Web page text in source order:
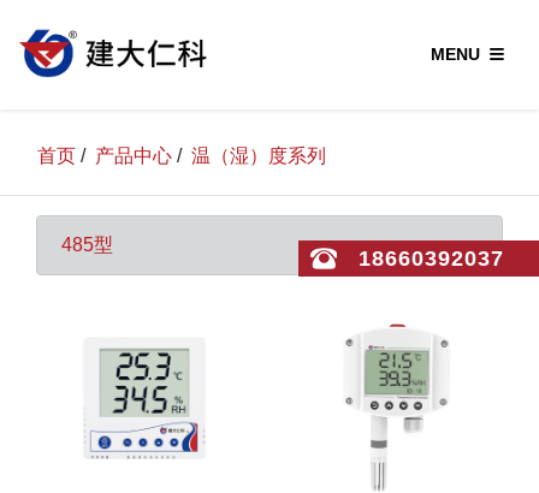
MENU
18660392037
首页 / 产品中心 / 温（湿）度系列
485型